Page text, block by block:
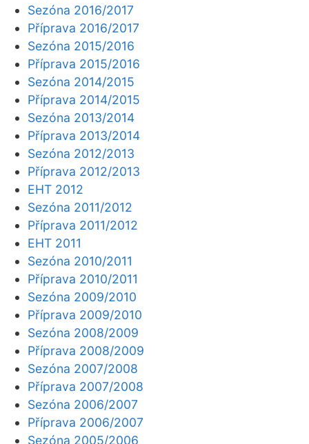
Sezóna 2016/2017
Příprava 2016/2017
Sezóna 2015/2016
Příprava 2015/2016
Sezóna 2014/2015
Příprava 2014/2015
Sezóna 2013/2014
Příprava 2013/2014
Sezóna 2012/2013
Příprava 2012/2013
EHT 2012
Sezóna 2011/2012
Příprava 2011/2012
EHT 2011
Sezóna 2010/2011
Příprava 2010/2011
Sezóna 2009/2010
Příprava 2009/2010
Sezóna 2008/2009
Příprava 2008/2009
Sezóna 2007/2008
Příprava 2007/2008
Sezóna 2006/2007
Příprava 2006/2007
Sezóna 2005/2006